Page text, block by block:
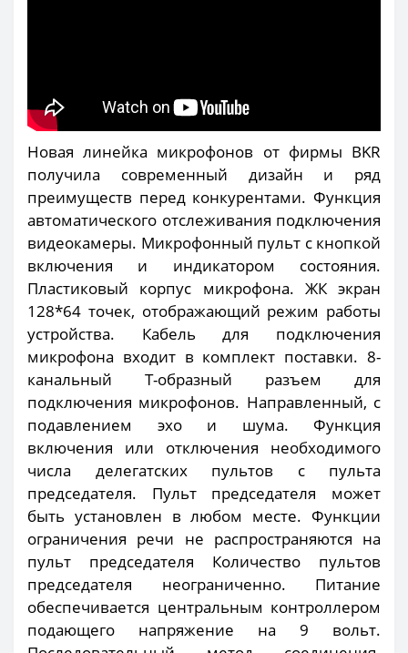
Новая линейка микрофонов от фирмы BKR
получила современный дизайн и ряд
преимуществ перед конкурентами. Функция
автоматического отслеживания подключения
видеокамеры. Микрофонный пульт с кнопкой
включения и индикатором состояния.
Пластиковый корпус микрофона. ЖК экран
128*64 точек, отображающий режим работы
устройства. Кабель для подключения
микрофона входит в комплект поставки. 8-
канальный Т-образный разъем для
подключения микрофонов. Направленный, с
подавлением эхо и шума. Функция
включения или отключения необходимого
числа делегатских пультов с пульта
председателя. Пульт председателя может
быть установлен в любом месте. Функции
ограничения речи не распространяются на
пульт председателя Количество пультов
председателя неограниченно. Питание
обеспечивается центральным контроллером
подающего напряжение на 9 вольт.